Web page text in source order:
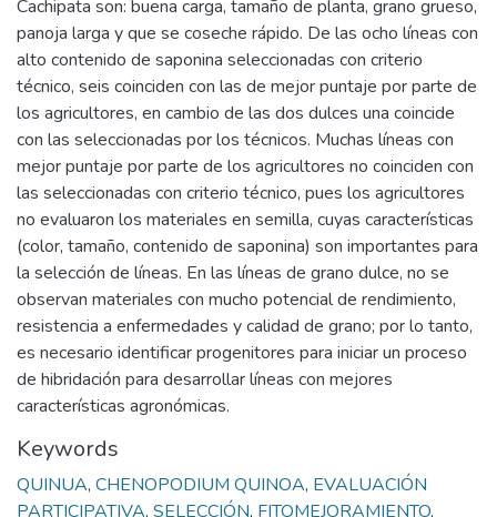
Cachipata son: buena carga, tamaño de planta, grano grueso,
panoja larga y que se coseche rápido. De las ocho líneas con
alto contenido de saponina seleccionadas con criterio
técnico, seis coinciden con las de mejor puntaje por parte de
los agricultores, en cambio de las dos dulces una coincide
con las seleccionadas por los técnicos. Muchas líneas con
mejor puntaje por parte de los agricultores no coinciden con
las seleccionadas con criterio técnico, pues los agricultores
no evaluaron los materiales en semilla, cuyas características
(color, tamaño, contenido de saponina) son importantes para
la selección de líneas. En las líneas de grano dulce, no se
observan materiales con mucho potencial de rendimiento,
resistencia a enfermedades y calidad de grano; por lo tanto,
es necesario identificar progenitores para iniciar un proceso
de hibridación para desarrollar líneas con mejores
características agronómicas.
Keywords
QUINUA, CHENOPODIUM QUINOA, EVALUACIÓN
PARTICIPATIVA, SELECCIÓN, FITOMEJORAMIENTO,